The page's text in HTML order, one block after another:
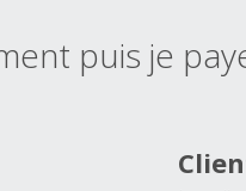
puis je